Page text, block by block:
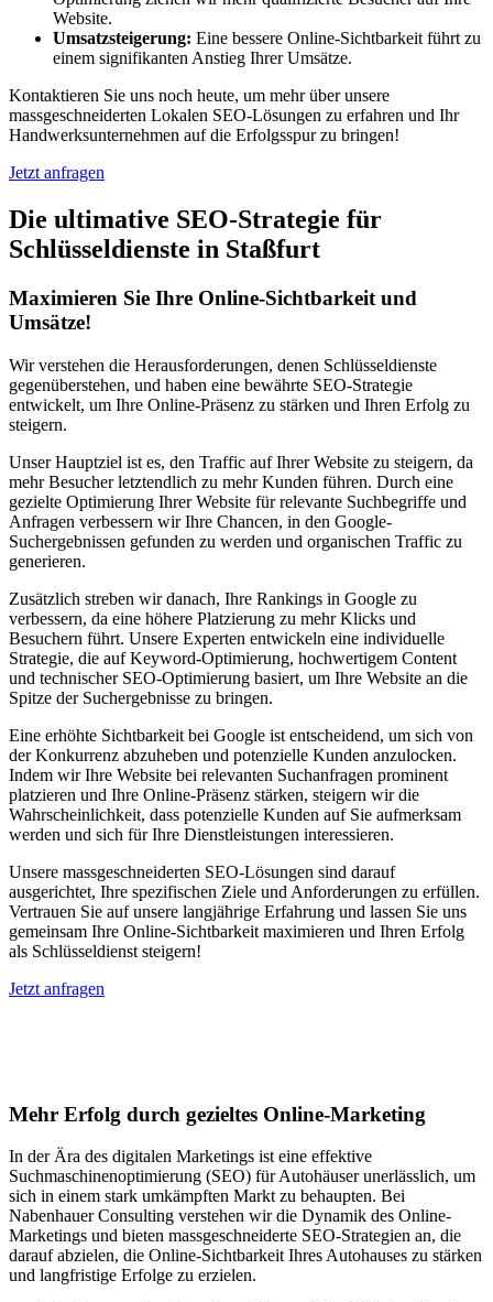
Website.
Umsatzsteigerung: Eine bessere Online-Sichtbarkeit führt zu
einem signifikanten Anstieg Ihrer Umsätze.
Kontaktieren Sie uns noch heute, um mehr über unsere
massgeschneiderten Lokalen SEO-Lösungen zu erfahren und Ihr
Handwerksunternehmen auf die Erfolgsspur zu bringen!
Jetzt anfragen
Die ultimative SEO-Strategie für
Schlüsseldienste in Staßfurt
Maximieren Sie Ihre Online-Sichtbarkeit und
Umsätze!
Wir verstehen die Herausforderungen, denen Schlüsseldienste
gegenüberstehen, und haben eine bewährte SEO-Strategie
entwickelt, um Ihre Online-Präsenz zu stärken und Ihren Erfolg zu
steigern.
Unser Hauptziel ist es, den Traffic auf Ihrer Website zu steigern, da
mehr Besucher letztendlich zu mehr Kunden führen. Durch eine
gezielte Optimierung Ihrer Website für relevante Suchbegriffe und
Anfragen verbessern wir Ihre Chancen, in den Google-
Suchergebnissen gefunden zu werden und organischen Traffic zu
generieren.
Zusätzlich streben wir danach, Ihre Rankings in Google zu
verbessern, da eine höhere Platzierung zu mehr Klicks und
Besuchern führt. Unsere Experten entwickeln eine individuelle
Strategie, die auf Keyword-Optimierung, hochwertigem Content
und technischer SEO-Optimierung basiert, um Ihre Website an die
Spitze der Suchergebnisse zu bringen.
Eine erhöhte Sichtbarkeit bei Google ist entscheidend, um sich von
der Konkurrenz abzuheben und potenzielle Kunden anzulocken.
Indem wir Ihre Website bei relevanten Suchanfragen prominent
platzieren und Ihre Online-Präsenz stärken, steigern wir die
Wahrscheinlichkeit, dass potenzielle Kunden auf Sie aufmerksam
werden und sich für Ihre Dienstleistungen interessieren.
Unsere massgeschneiderten SEO-Lösungen sind darauf
ausgerichtet, Ihre spezifischen Ziele und Anforderungen zu erfüllen.
Vertrauen Sie auf unsere langjährige Erfahrung und lassen Sie uns
gemeinsam Ihre Online-Sichtbarkeit maximieren und Ihren Erfolg
als Schlüsseldienst steigern!
Jetzt anfragen
Mehr Erfolg durch gezieltes Online-Marketing
In der Ära des digitalen Marketings ist eine effektive
Suchmaschinenoptimierung (SEO) für Autohäuser unerlässlich, um
sich in einem stark umkämpften Markt zu behaupten. Bei
Nabenhauer Consulting verstehen wir die Dynamik des Online-
Marketings und bieten massgeschneiderte SEO-Strategien an, die
darauf abzielen, die Online-Sichtbarkeit Ihres Autohauses zu stärken
und langfristige Erfolge zu erzielen.